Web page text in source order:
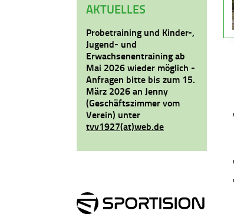
AKTUELLES
Probetraining und Kinder-,
Jugend- und
Erwachsenentraining ab
Mai 2026 wieder möglich -
Anfragen bitte bis zum 15.
März 2026 an Jenny
(Geschäftszimmer vom
Verein) unter
tvv1927(at)web.de